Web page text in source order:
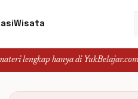
Wisata
hanya di YukBelajar.com. Mulai